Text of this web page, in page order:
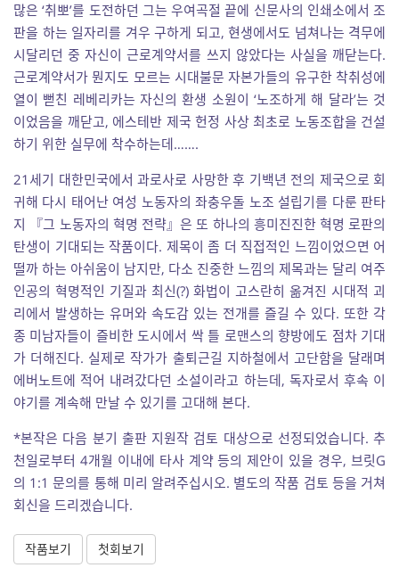
많은 ‘취뽀’를 도전하던 그는 우여곡절 끝에 신문사의 인쇄소에서 조
판을 하는 일자리를 겨우 구하게 되고, 현생에서도 넘쳐나는 격무에
시달리던 중 자신이 근로계약서를 쓰지 않았다는 사실을 깨닫는다.
근로계약서가 뭔지도 모르는 시대불문 자본가들의 유구한 착취성에
열이 뻗친 레베리카는 자신의 환생 소원이 ‘노조하게 해 달라’는 것
이었음을 깨닫고, 에스테반 제국 헌정 사상 최초로 노동조합을 건설
하기 위한 실무에 착수하는데…….
21세기 대한민국에서 과로사로 사망한 후 기백년 전의 제국으로 회
귀해 다시 태어난 여성 노동자의 좌충우돌 노조 설립기를 다룬 판타
지 『그 노동자의 혁명 전략』은 또 하나의 흥미진진한 혁명 로판의
탄생이 기대되는 작품이다. 제목이 좀 더 직접적인 느낌이었으면 어
떨까 하는 아쉬움이 남지만, 다소 진중한 느낌의 제목과는 달리 여주
인공의 혁명적인 기질과 최신(?) 화법이 고스란히 옮겨진 시대적 괴
리에서 발생하는 유머와 속도감 있는 전개를 즐길 수 있다. 또한 각
종 미남자들이 즐비한 도시에서 싹 틀 로맨스의 향방에도 점차 기대
가 더해진다. 실제로 작가가 출퇴근길 지하철에서 고단함을 달래며
에버노트에 적어 내려갔다던 소설이라고 하는데, 독자로서 후속 이
야기를 계속해 만날 수 있기를 고대해 본다.
*본작은 다음 분기 출판 지원작 검토 대상으로 선정되었습니다. 추
천일로부터 4개월 이내에 타사 계약 등의 제안이 있을 경우, 브릿G
의 1:1 문의를 통해 미리 알려주십시오. 별도의 작품 검토 등을 거쳐
회신을 드리겠습니다.
작품보기 첫회보기